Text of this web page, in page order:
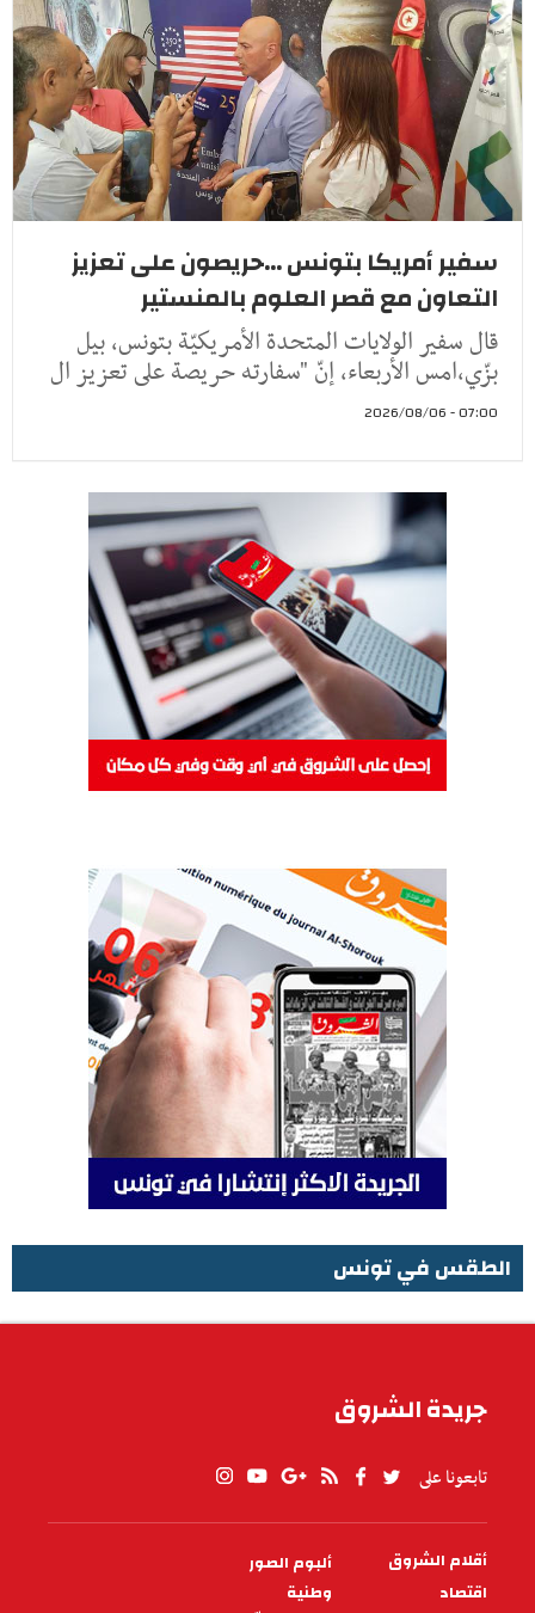
سفير أمريكا بتونس ...حريصون على تعزيز
التعاون مع قصر العلوم بالمنستير
قال سفير الولايات المتحدة الأمريكيّة بتونس، بيل
بزّي،امس الأربعاء، إنّ "سفارته حريصة على تعزيز ال
07:00 - 2026/08/06
الطقس في تونس
جريدة الشروق
تابعونا على
PIED
DE
أقلام الشروق
ألبوم الصور
اقتصاد
وطنية